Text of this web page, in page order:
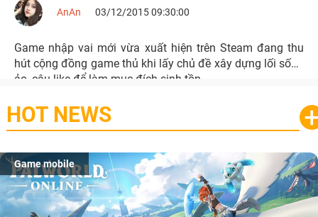
AnAn 03/12/2015 09:30:00
Game nhập vai mới vừa xuất hiện trên Steam đang thu
hút cộng đồng game thủ khi lấy chủ đề xây dựng lối sống
ảo, câu like để làm mục đích sinh tồn
HOT NEWS
Game mobile